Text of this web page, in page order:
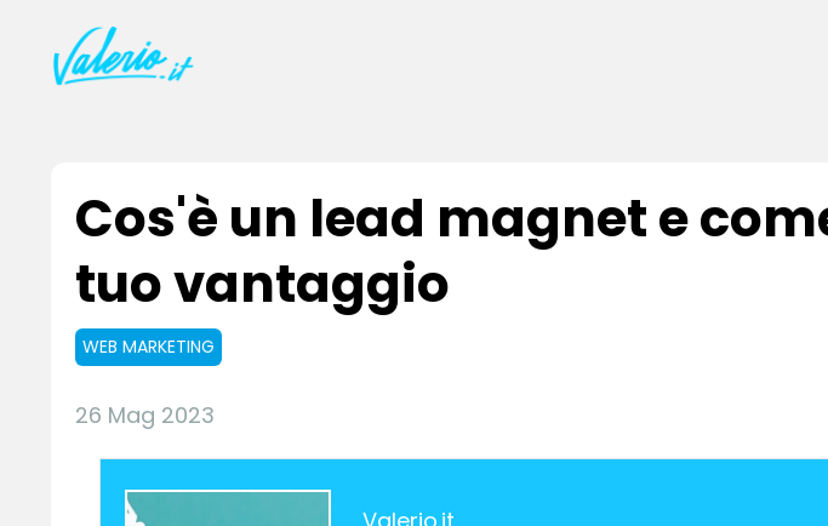
Cos'è un lead magnet e
tuo vantaggio
WEB MARKETING
26 Mag 2023
Valerio.it